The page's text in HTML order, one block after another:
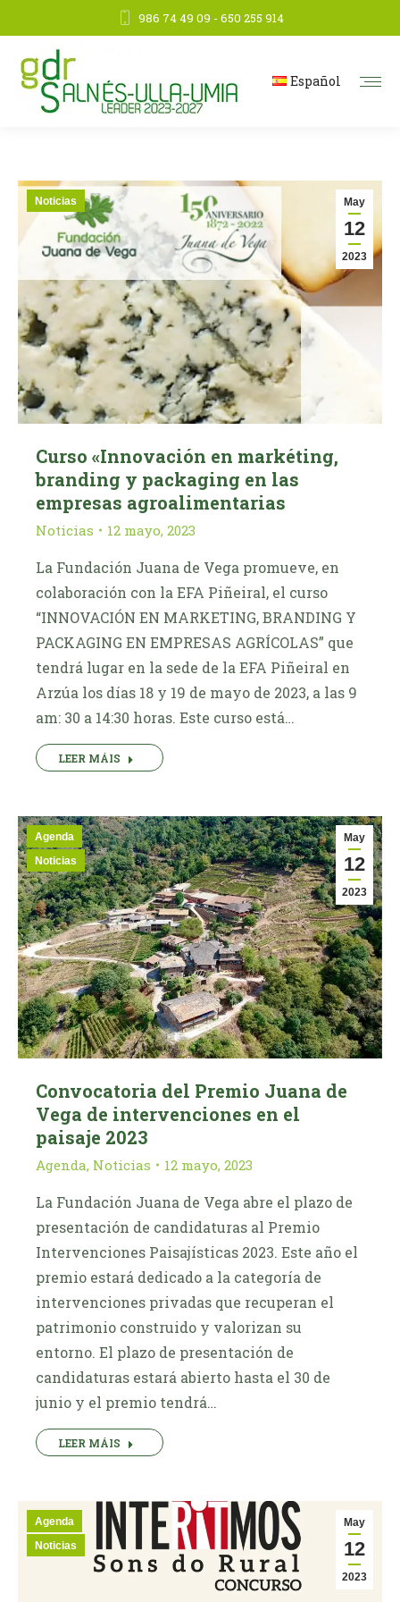
986 74 49 09 - 650 255 914
Español
May
12
2023
Noticias
Curso «Innovación en markéting,
branding y packaging en las
empresas agroalimentarias
Noticias 12 mayo, 2023
La Fundación Juana de Vega promueve, en
colaboración con la EFA Piñeiral, el curso
“INNOVACIÓN EN MARKETING, BRANDING Y
PACKAGING EN EMPRESAS AGRÍCOLAS” que
tendrá lugar en la sede de la EFA Piñeiral en
Arzúa los días 18 y 19 de mayo de 2023, a las 9
am: 30 a 14:30 horas. Este curso está…
LEER MÁIS
May
12
2023
Agenda
Noticias
Convocatoria del Premio Juana de
Vega de intervenciones en el
paisaje 2023
Agenda, Noticias 12 mayo, 2023
La Fundación Juana de Vega abre el plazo de
presentación de candidaturas al Premio
Intervenciones Paisajísticas 2023. Este año el
premio estará dedicado a la categoría de
intervenciones privadas que recuperan el
patrimonio construido y valorizan su
entorno. El plazo de presentación de
candidaturas estará abierto hasta el 30 de
junio y el premio tendrá…
LEER MÁIS
May
12
2023
Agenda
Noticias